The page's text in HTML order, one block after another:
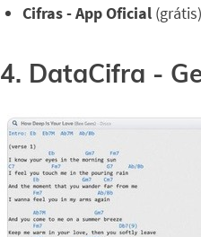
Cifras - App Oficial
4. DataCifra -